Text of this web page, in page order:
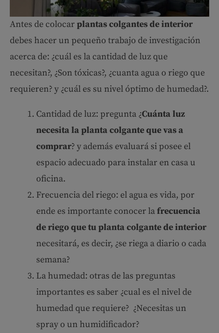
Antes de colocarplantas colgantes de interior
debes hacer un pequeño trabajo de investigación
acerca de: ¿cuál es la cantidad de luz que
necesitan?, ¿Son tóxicas?, ¿cuanta agua o riego que
requieren? y ¿cuál es su nivel óptimo de humedad?.
Cantidad de luz: pregunta ¿Cuánta luz
necesita la planta colgante que vas a
comprar? y además evaluará si posee el
espacio adecuado para instalar en casa u
oficina.
Frecuencia del riego: el agua es vida, por
ende es importante conocer lafrecuencia
de riego que tu planta colgante de interior
necesitará, es decir, ¿se riega a diario o cada
semana?
La humedad: otras de las preguntas
importantes es saber ¿cual es el nivel de
humedad que requiere? ¿Necesitas un
spray o un humidificador?